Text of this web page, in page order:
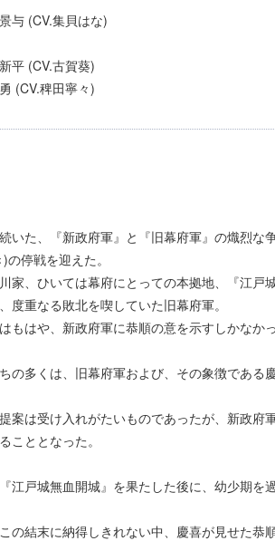
与 (CV.集貝はな)
平 (CV.古賀葵)
(CV.稗田寧々)
いた、『新政府軍』と『旧幕府軍』の熾烈な
停戦を迎えた。
家、ひいては幕府にとっての本拠地、『江戸
度重なる敗北を喫していた旧幕府軍。
もはや、新政府軍に恭順の意を示すしかなか
の多くは、旧幕府軍および、その象徴であ
案は受け入れがたいものであったが、新政府
こととなった。
江戸城無血開城』を果たした後に、幼少期
の結末に納得しきれない中、慶喜が見せた恭